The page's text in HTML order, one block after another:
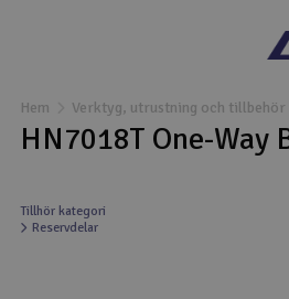
Drönare
Drönare för FPV
Flygplan
Hem Verktyg, utrustning och tillbehör
HN7018T One-Way
Tillhör kategori
Reservdelar